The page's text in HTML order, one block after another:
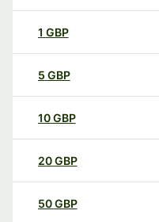
1 GBP
5 GBP
10GBP
20GBP
50GBP